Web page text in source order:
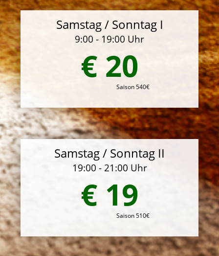
Samstag / Sonntag I
9:00 - 19:00 Uhr
€ 20
Saison 540€
Samstag / Sonntag II
19:00 - 21:00 Uhr
€ 19
Saison 510€